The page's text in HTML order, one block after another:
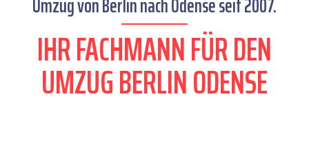
IHR FACHMANN FÜR DEN
UMZUG BERLIN ODENSE